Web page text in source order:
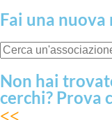
Fai una nuova
Non hai
cerchi? Prova
<<